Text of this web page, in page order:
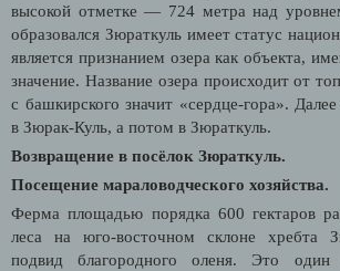
высокой отметке — 724 метра над
образовался Зюраткуль имеет статус н
является признанием озера как объекта,
значение. Название озера происходит от
с башкирского значит «сердце-гора».
в Зюрак-Куль, а потом в Зюраткуль.
Возвращение в посёлок Зюраткуль.
Посещение мараловодческого хозяйства.
Ферма площадью порядка 600 гектаров
леса на юго-восточном склоне хребта
подвид благородного оленя. Это